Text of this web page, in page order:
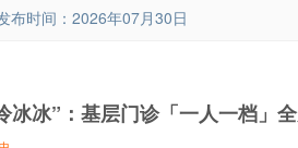
布时间：2026年07月30日
冰冰”：基层门诊「一人一档」